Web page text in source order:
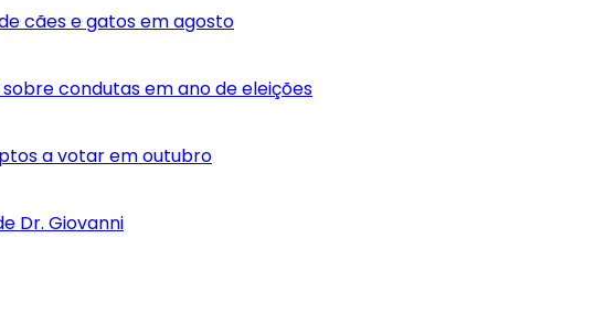
cães e gatos em agosto
condutas em ano de eleições
a votar em outubro
Dr. Giovanni